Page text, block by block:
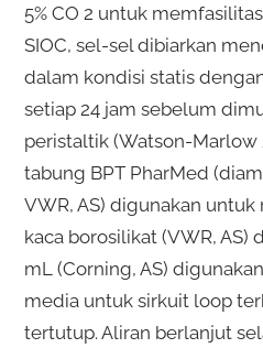
5% CO 2 untuk
SIOC, sel-sel dibiarkan
dalam kondisi statis
setiap 24 jam sebelum
peristaltik (Watson-Marlow
tabung BPT PharMed
VWR, AS) digunakan
kaca borosilikat (VWR, AS)
mL (Corning, AS)
media untuk sirkuit loop
tertutup. Aliran berlanjut